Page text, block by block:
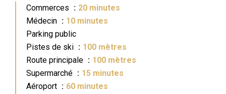
Commerces
20 minutes
Médecin
10 minutes
Parking public
Pistes de ski
100 mètres
Route principale
100 mètres
Supermarché
15 minutes
Aéroport
60 minutes